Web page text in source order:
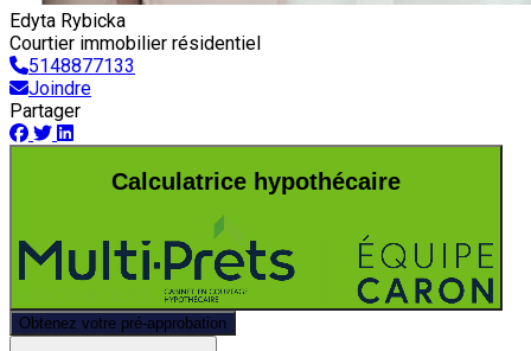
Edyta Rybicka
Courtier immobilier résidentiel
5148877133
Joindre
Partager
Calculatrice hypothécaire
Obtenez votre pré-approbation